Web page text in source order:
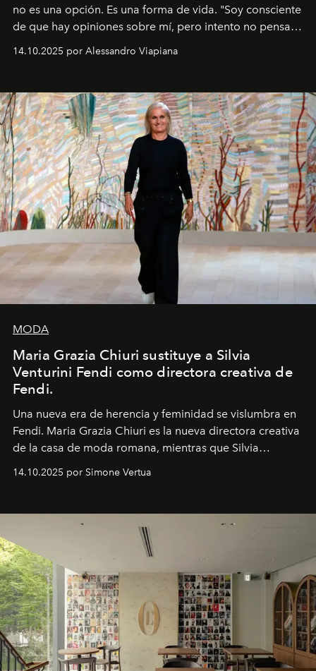
no es una opción. Es una forma de vida. "Soy consciente
de que hay opiniones sobre mí, pero intento no pensar
pérdida de tiempo", afirma.
14.10.2025 por Alessandro Viapiana
MODA
Maria Grazia Chiuri sustituye a Silvia
Venturini Fendi como directora creativa de
Fendi.
Una nueva era de herencia y feminidad se vislumbra en
Fendi. Maria Grazia Chiuri es la nueva directora creativa
de la casa de moda romana, mientras que Silvia
14.10.2025 por Simone Vertua